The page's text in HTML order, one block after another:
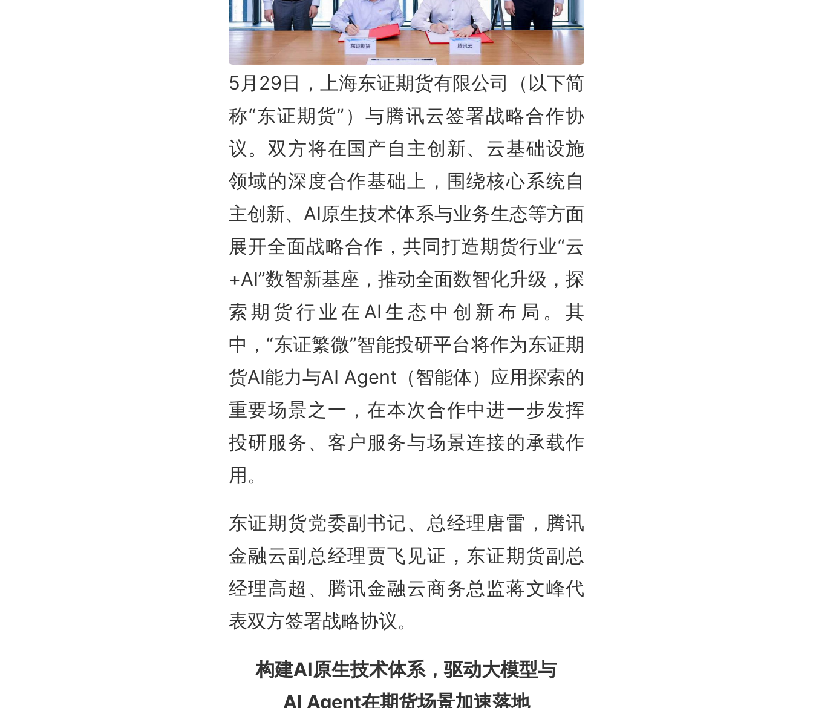
5月29日，上海东证期货有限公司（以下简
称“东证期货”）与腾讯云签署战略合作协
议。双方将在国产自主创新、云基础设施
领域的深度合作基础上，围绕核心系统自
主创新、AI原生技术体系与业务生态等方面
展开全面战略合作，共同打造期货行业“云
+AI”数智新基座，推动全面数智化升级，探
索期货行业在AI生态中创新布局。其
中，“东证繁微”智能投研平台将作为东证期
货AI能力与AI Agent（智能体）应用探索的
重要场景之一，在本次合作中进一步发挥
投研服务、客户服务与场景连接的承载作
用。
东证期货党委副书记、总经理唐雷，腾讯
金融云副总经理贾飞见证，东证期货副总
经理高超、腾讯金融云商务总监蒋文峰代
表双方签署战略协议。
构建AI原生技术体系，驱动大模型与
AI Agent在期货场景加速落地